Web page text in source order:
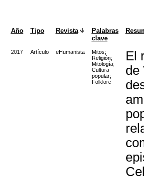
Año Tipo Revista
Palabras
clave
2017 Artículo eHumanista Mitos;
Religión;
Mitología;
Cultura
popular;
Folklore
El
de